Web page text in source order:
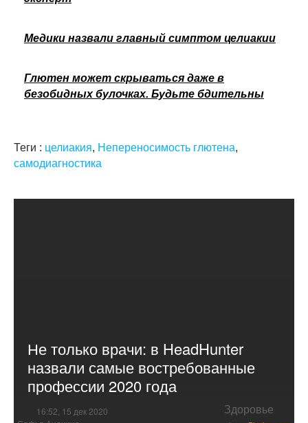
Медики назвали главный симптом целиакии
Глютен может скрываться даже в
безобидных булочках. Будьте бдительны
Теги : целиакия, Непереносимость глютена,
самодиагностика
Не только врачи: в HeadHunter
назвали самые востребованные
профессии 2020 года
16:52, 15 дек 2020 Здоровье